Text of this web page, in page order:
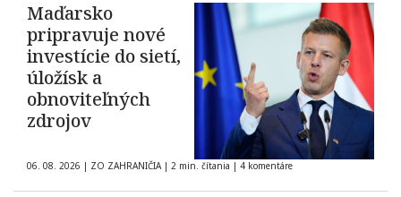
Maďarsko
pripravuje nové
investície do sietí,
úložísk a
obnoviteľných
zdrojov
06. 08. 2026 | ZO ZAHRANIČIA | 2 min. čítania | 4 komentáre